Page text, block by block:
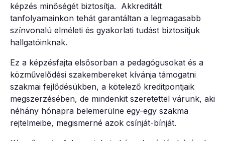
képzés minőségét biztosítja. Akkreditált
tanfolyamainkon tehát garantáltan a legmagasabb
színvonalú elméleti és gyakorlati tudást biztosítjuk
hallgatóinknak.
Ez a képzésfajta elsősorban a pedagógusokat és a
közművelődési szakembereket kívánja támogatni
szakmai fejlődésükben, a kötelező kreditpontjaik
megszerzésében, de mindenkit szeretettel várunk, aki
néhány hónapra belemerülne egy-egy szakma
rejtelmeibe, megismerné azok csínját-bínját.